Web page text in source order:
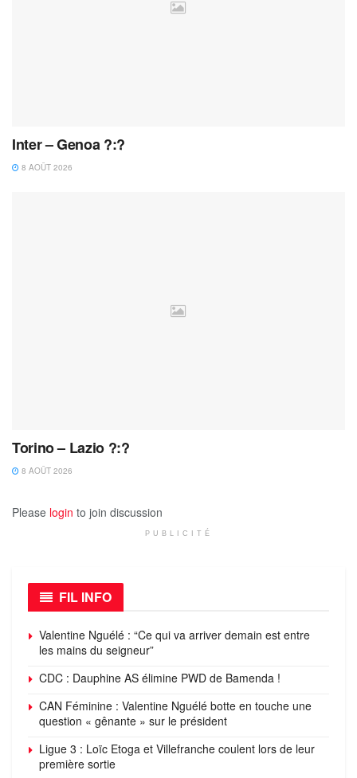
Inter – Genoa ?:?
8 AOÛT 2026
Torino – Lazio ?:?
8 AOÛT 2026
Please login to join discussion
PUBLICITÉ
FIL INFO
Valentine Nguélé : “Ce qui va arriver demain est entre
les mains du seigneur”
CDC : Dauphine AS élimine PWD de Bamenda !
CAN Féminine : Valentine Nguélé botte en touche une
question « gênante » sur le président
Ligue 3 : Loïc Etoga et Villefranche coulent lors de leur
première sortie